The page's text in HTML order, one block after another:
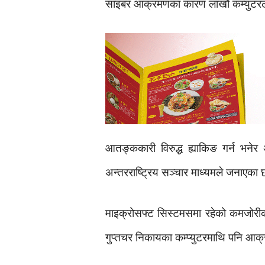
साइबर आक्रमणका कारण लाखौं
आतङ्ककारी विरुद्ध ह्याकिङ गर्न
अन्तरराष्ट्रिय सञ्चार माध्यमले
माइक्रोसफ्ट सिस्टमसमा रहेको
गुप्तचर निकायका कम्प्युटरमाथि पनि